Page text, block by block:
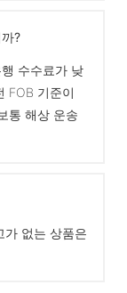
?
수수료가 낮
FOB 기준이
통 해상 운송
가 없는 상품은